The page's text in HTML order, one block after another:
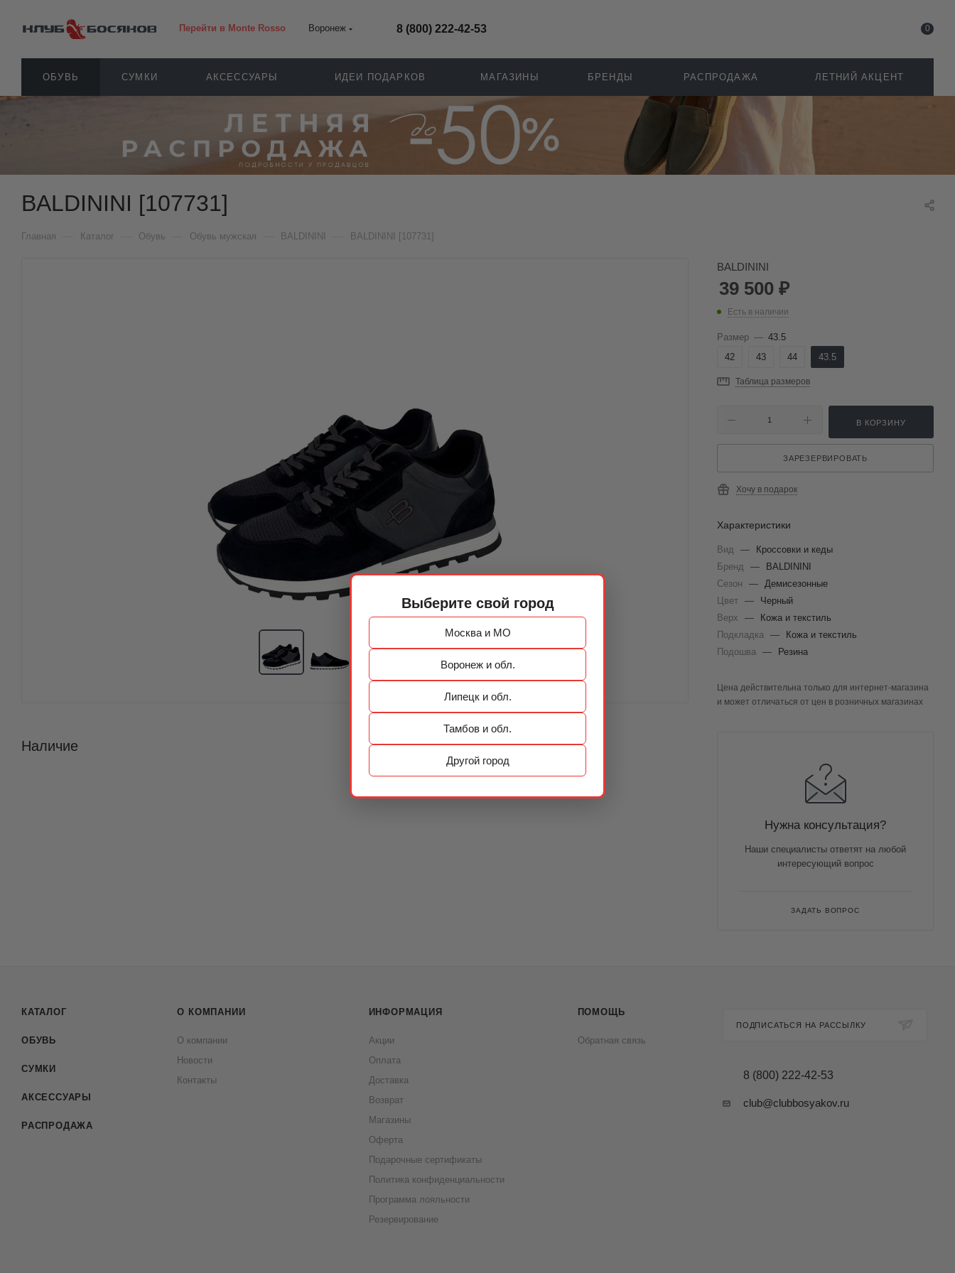
Выберите свой город
Москва и МО
Воронеж и обл.
Липецк и обл.
Тамбов и обл.
Другой город
Перейти в Monte Rosso Воронеж 8 (800) 222-42-53 0
ОБУВЬ СУМКИ АКСЕССУАРЫ ИДЕИ ПОДАРКОВ МАГАЗИНЫ БРЕНДЫ РАСПРОДАЖА ЛЕТНИЙ АКЦЕНТ
BALDININI [107731]
Главная Каталог Обувь Обувь мужская BALDININI BALDININI [107731]
Наличие
BALDININI
39 500 ₽
Есть в наличии
Размер — 43.5
42
43 44 43.5
Таблица размеров
В КОРЗИНУ
ЗАРЕЗЕРВИРОВАТЬ
Хочу в подарок
Характеристики
Вид —
Кроссовки и кеды
Бренд
—
BALDININI
Сезон
— Демисезонные
Цвет —
Черный
Верх
—
Кожа и текстиль
Подкладка —
Кожа и текстиль
Подошва — Резина
Цена действительна только для интернет-магазина
и может отличаться от цен в розничных магазинах
Нужна консультация?
Наши специалисты ответят на любой
интересующий вопрос
ЗАДАТЬ ВОПРОС
КАТАЛОГ
ОБУВЬ
СУМКИ
АКСЕССУАРЫ
РАСПРОДАЖА
О КОМПАНИИ
О компании
Новости
Контакты
ИНФОРМАЦИЯ
Акции
Оплата
Доставка
Возврат
Магазины
Оферта
Подарочные сертификаты
Политика конфиденциальности
Программа лояльности
Резервирование
ПОМОЩЬ
Обратная связь
ПОДПИСАТЬСЯ НА РАССЫЛКУ
8 (800) 222-42-53
club@clubbosyakov.ru